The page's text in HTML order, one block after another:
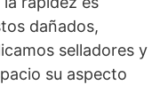
dañados,
selladores y
su aspecto